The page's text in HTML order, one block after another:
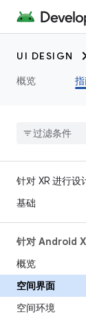
UI DESIGN
概览
针对 XR 进行设
基础
针对 Android
概览
空间界面
空间环境